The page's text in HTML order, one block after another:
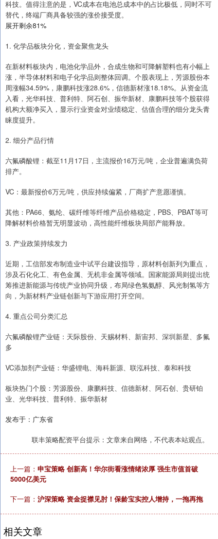
科技。值得注意的是，VC成本在电池总成本中的占比极低，同时不可
替代，终端厂商具备较强的涨价接受度。
展开剩余81%
1. 化学品板块分化，资金聚焦龙头
在新材料板块内，电池化学品外，合成生物和可降解塑料也有小幅上
涨，半导体材料和电子化学品则整体回调。个股表现上，芳源股份本
周涨幅34.59%，康鹏科技涨28.6%，信德新材涨18.18%。从资金流
入看，光华科技、普利特、阿石创、振华新材、康鹏科技等个股获得
机构大额净买入，显示行业资金对业绩稳定、估值合理的细分龙头青
睐度提升。
2. 细分产品行情
六氟磷酸锂：截至11月17日，主流报价16万元/吨，企业普遍满负荷
排产。
VC：最新报价6万元/吨，供应持续偏紧，厂商扩产意愿谨慎。
其他：PA66、氨纶、碳纤维等纤维产品价格稳定，PBS、PBAT等可
降解材料价格暂无明显波动，高性能纤维板块局部产能释放。
3. 产业政策持续发力
近期，工信部发布制造业中试平台建设指导，原材料创新列为重点，
涉及石化化工、有色金属、无机非金属等领域。国家能源局则提出统
筹推进新能源与传统产业协同升级，布局绿色氢氨醇、风光制氢等方
向，为新材料产业链创新与下游应用打开空间。
4. 重点公司分类汇总
六氟磷酸锂产业链：天际股份、天赐材料、新宙邦、深圳新星、多氟
多
VC添加剂产业链：华盛锂电、海科新源、联泓科技、泰和科技
板块热门个股：芳源股份、康鹏科技、信德新材、阿石创、贵研铂
业、光华科技、普利特、振华新材
发布于：广东省
联丰策略配资平台提示：文章来自网络，不代表本站观点。
上一篇： 申宝策略 创新高！华尔街看涨情绪浓厚 强生市值首破
5000亿美元
下一篇： 沪深策略 资金捉襟见肘！保龄宝实控人增持，一拖再拖
相关文章